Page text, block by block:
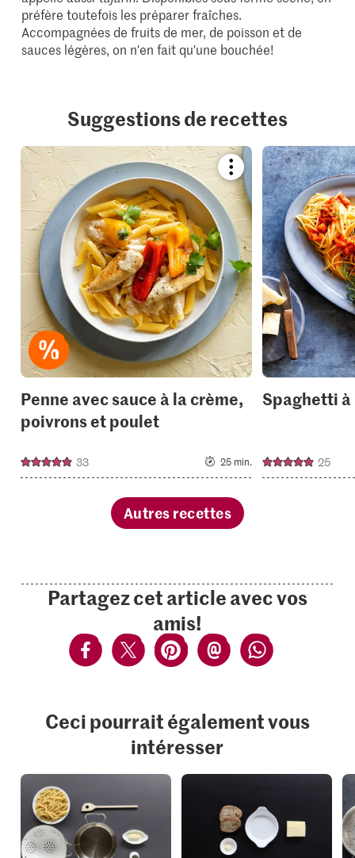
préfère toutefois les préparer fraîches.
Accompagnées de fruits de mer, de poisson et de
sauces légères, on n'en fait qu'une bouchée!
Suggestions de recettes
Bookmark
recipe
or
add
it
to
your
collections.
Penne avec sauce à la crème,
poivrons et poulet
33 25 min.
Spaghetti
25
Autres recettes
Partagez cet article avec vos
amis!
Ceci pourrait également vous
intéresser